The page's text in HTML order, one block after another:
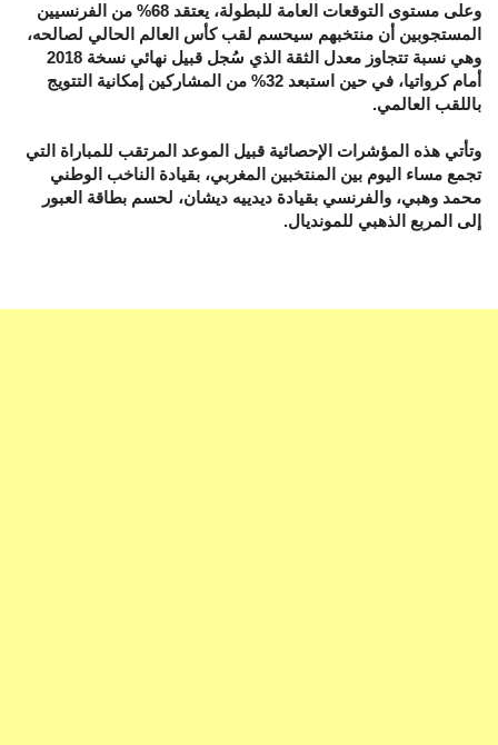
وعلى مستوى التوقعات العامة للبطولة، يعتقد 68% من الفرنسيين
المستجوبين أن منتخبهم سيحسم لقب كأس العالم الحالي لصالحه،
وهي نسبة تتجاوز معدل الثقة الذي سُجل قبيل نهائي نسخة 2018
أمام كرواتيا، في حين استبعد 32% من المشاركين إمكانية التتويج
باللقب العالمي.
وتأتي هذه المؤشرات الإحصائية قبيل الموعد المرتقب للمباراة التي
تجمع مساء اليوم بين المنتخبين المغربي، بقيادة الناخب الوطني
محمد وهبي، والفرنسي بقيادة ديدييه ديشان، لحسم بطاقة العبور
إلى المربع الذهبي للمونديال.